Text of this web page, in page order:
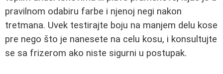
pravilnom odabiru farbe i njenoj negi nakon
tretmana. Uvek testirajte boju na manjem delu kose
pre nego što je nanesete na celu kosu, i konsultujte
se sa frizerom ako niste sigurni u postupak.